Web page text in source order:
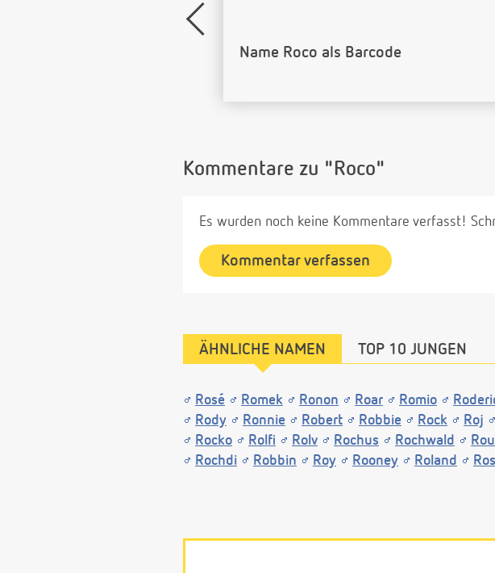
Name Roco als Barcode
Kommentare zu "Roco"
Es wurden noch keine Kommentare verfasst!
Kommentar verfassen
ÄHNLICHE NAMEN TOP 10 JUNGEN
Rosé Romek Ronon Roar Romio
Rody
Ronnie Robert Robbie Rock Roj
Rocko
Rolfi Rolv Rochus Rochwald
Rochdi
Robbin Roy Rooney Roland